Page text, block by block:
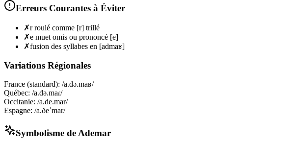
Erreurs Courantes à Éviter
✗r roulé comme [r] trillé
✗e muet omis ou prononcé [e]
✗fusion des syllabes en [admaʁ]
Variations Régionales
France (standard): /a.də.maʁ/
Québec: /a.də.maɾ/
Occitanie: /a.de.mar/
Espagne: /a.ðeˈmar/
Symbolisme de Ademar